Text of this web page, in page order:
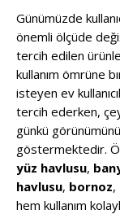
Günümüzde
önemli ölçüde
tercih edilen
kullanım ömrüne
isteyen ev
tercih ederken,
günkü
göstermektedir.
yüz havlusu,
havlusu, bornoz,
hem kullanım